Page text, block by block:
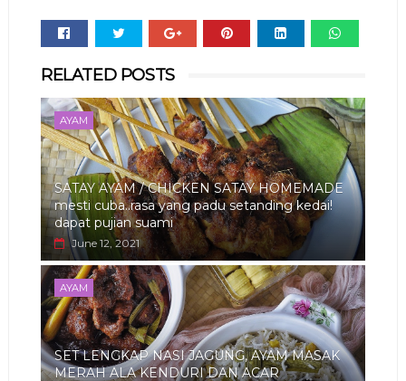
RELATED POSTS
AYAM
SATAY AYAM / CHICKEN SATAY HOMEMADE
mesti cuba..rasa yang padu setanding kedai!
dapat pujian suami
June 12, 2021
AYAM
SET LENGKAP NASI JAGUNG, AYAM MASAK
MERAH ALA KENDURI DAN ACAR